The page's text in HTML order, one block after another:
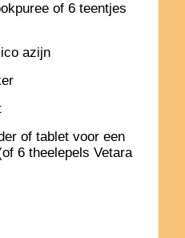
of 6 teentjes
azijn
of tablet voor een
6 theelepels Vetara